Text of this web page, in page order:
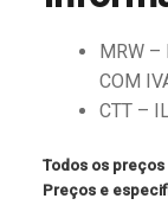
MRW –
COM
CTT –
Todos os preços
Preços e